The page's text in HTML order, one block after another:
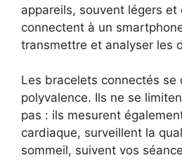
appareils, souvent légers et
connectent à un
transmettre et analyser les
Les bracelets connectés se
polyvalence. Ils ne se
pas : ils mesurent
cardiaque, surveillent la
sommeil, suivent vos